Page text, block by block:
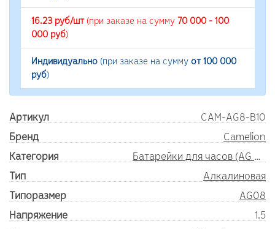
16.23 руб/шт(при заказе на сумму 70 000 - 100
000 руб)
Индивидуально (при заказе на сумму от 100 000
руб)
Артикул
CAM-AG8-B10
Бренд
Camelion
Категория
Батарейки для часов (AG SR)
Тип
Алкалиновая
Типоразмер
AG08
Напряжение
1.5